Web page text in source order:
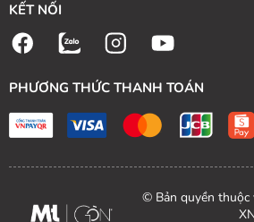
KẾT NỐI
PHƯƠNG THỨC THANH TOÁN
© Bản quyền thuộc